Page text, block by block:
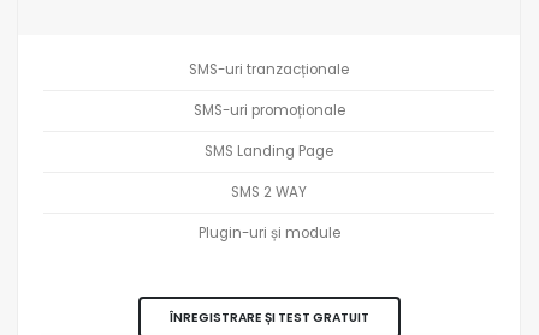
SMS-uri tranzacționale
SMS-uri promoționale
SMS Landing Page
SMS 2 WAY
Plugin-uri și module
ÎNREGISTRARE ȘI TEST GRATUIT